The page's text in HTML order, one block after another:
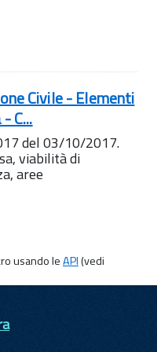
Civile - Elementi
C...
del 03/10/2017.
viabilità di
aree
usando leAPI(vedi